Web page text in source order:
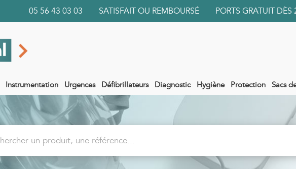
05 56 43 03 03 SATISFAIT OU REMBOURSÉ PORTS GRATUIT DÈS
Instrumentation Urgences Défibrillateurs Diagnostic Hygiène Protection Sacs